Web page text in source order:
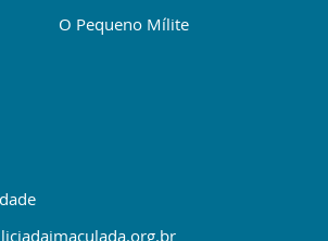
O Pequeno Mílite